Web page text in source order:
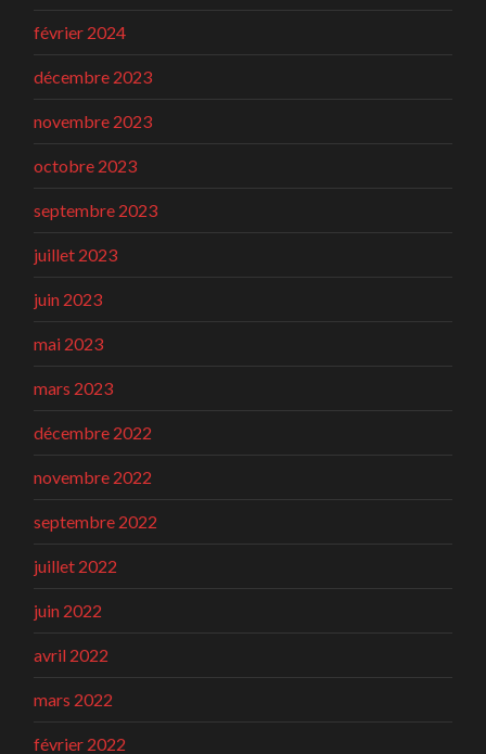
février 2024
décembre 2023
novembre 2023
octobre 2023
septembre 2023
juillet 2023
juin 2023
mai 2023
mars 2023
décembre 2022
novembre 2022
septembre 2022
juillet 2022
juin 2022
avril 2022
mars 2022
février 2022